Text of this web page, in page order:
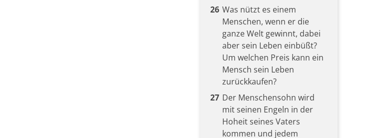
26 Was nützt es einem
Menschen, wenn er die
ganze Welt gewinnt, dabei
aber sein Leben einbüßt?
Um welchen Preis kann ein
Mensch sein Leben
zurückkaufen?
27 Der Menschensohn wird
mit seinen Engeln in der
Hoheit seines Vaters
kommen und jedem